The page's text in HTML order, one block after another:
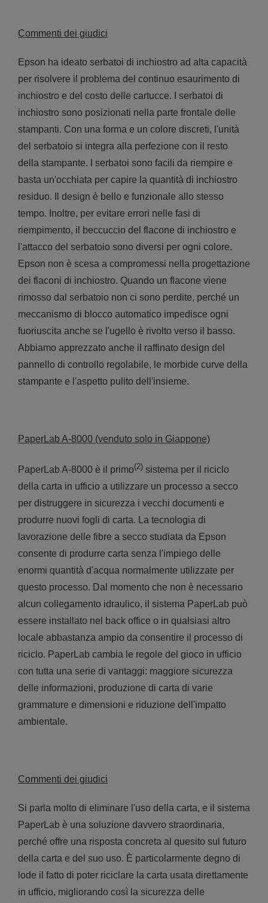
Commenti dei giudici
Epson ha ideato serbatoi di inchiostro ad alta capacità
per risolvere il problema del continuo esaurimento di
inchiostro e del costo delle cartucce. I serbatoi di
inchiostro sono posizionati nella parte frontale delle
stampanti. Con una forma e un colore discreti, l'unità
del serbatoio si integra alla perfezione con il resto
della stampante. I serbatoi sono facili da riempire e
basta un'occhiata per capire la quantità di inchiostro
residuo. Il design è bello e funzionale allo stesso
tempo. Inoltre, per evitare errori nelle fasi di
riempimento, il beccuccio del flacone di inchiostro e
l'attacco del serbatoio sono diversi per ogni colore.
Epson non è scesa a compromessi nella progettazione
dei flaconi di inchiostro. Quando un flacone viene
rimosso dal serbatoio non ci sono perdite, perché un
meccanismo di blocco automatico impedisce ogni
fuoriuscita anche se l'ugello è rivolto verso il basso.
Abbiamo apprezzato anche il raffinato design del
pannello di controllo regolabile, le morbide curve della
stampante e l'aspetto pulito dell'insieme.
PaperLab A-8000 (venduto solo in Giappone)
PaperLab A-8000 è il primo(2)sistema per il riciclo
della carta in ufficio a utilizzare un processo a secco
per distruggere in sicurezza i vecchi documenti e
produrre nuovi fogli di carta. La tecnologia di
lavorazione delle fibre a secco studiata da Epson
consente di produrre carta senza l'impiego delle
enormi quantità d'acqua normalmente utilizzate per
questo processo. Dal momento che non è necessario
alcun collegamento idraulico, il sistema PaperLab può
essere installato nel back office o in qualsiasi altro
locale abbastanza ampio da consentire il processo di
riciclo. PaperLab cambia le regole del gioco in ufficio
con tutta una serie di vantaggi: maggiore sicurezza
delle informazioni, produzione di carta di varie
grammature e dimensioni e riduzione dell'impatto
ambientale.
Commenti dei giudici
Si parla molto di eliminare l'uso della carta, e il sistema
PaperLab è una soluzione davvero straordinaria,
perché offre una risposta concreta al quesito sul futuro
della carta e del suo uso. È particolarmente degno di
lode il fatto di poter riciclare la carta usata direttamente
in ufficio, migliorando così la sicurezza delle